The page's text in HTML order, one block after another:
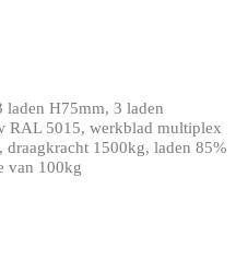
laden H75mm, 3 laden
RAL 5015, werkblad multiplex
1500kg, laden 85%
van 100kg